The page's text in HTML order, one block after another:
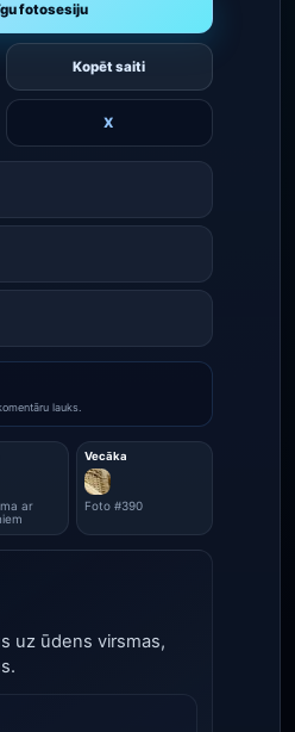
fotosesiju
Kopēt saiti
X
lauks.
ar
Vecāka
Foto #390
uz ūdens virsmas,